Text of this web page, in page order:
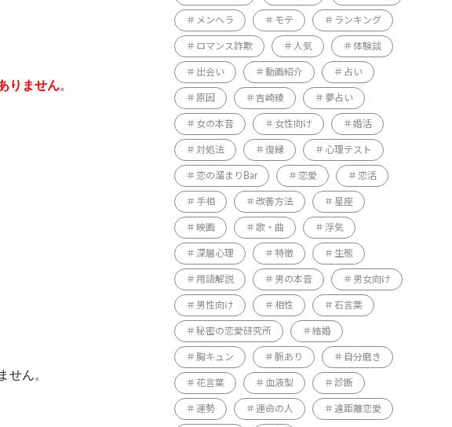
りません。
せん。
メンヘラ モテ ランキング
ロマンス詐欺 人気 体験談
出会い 動画紹介 占い
原因 吉崎綾 夢占い
女の本音 女性向け 婚活
対処法 復縁 心理テスト
恋の溜まりBar 恋愛 恋活
手相 改善方法 星座
映画 歌・曲 浮気
深層心理 特徴 生態
用語解説 男の本音 男女向け
男性向け 相性 石言葉
秘密の恋愛研究所 結婚
胸キュン 脈あり 自分磨き
花言葉 血液型 診断
運勢 運命の人 遠距離恋愛